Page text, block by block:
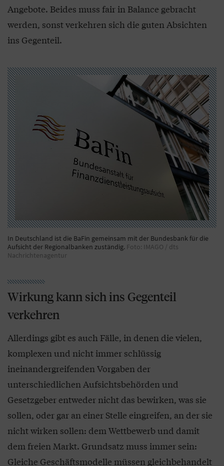
Angebote. Beides muss fair in Balance gebracht
werden, sonst verkehren sich die guten Absichten
ins Gegenteil.
In Deutschland ist die BaFin gemeinsam mit der Bundesbank für die
Aufsicht der Regionalbanken zuständig. Foto: IMAGO / dts
Nachrichtenagentur
Wirkung kann sich ins Gegenteil
verkehren
Allerdings gibt es auch Fälle, in denen die vielen,
komplexen und nicht immer schlüssig
ineinandergreifenden Vorgaben der
unterschiedlichen Aufsichtsbehörden und
Gesetzgeber entweder nicht das bewirken, was sie
sollen, oder gar an einer Stelle eingreifen, an der sie
nicht wirken sollen: dem Wettbewerb und damit
dem freien Markt. Grundsatz muss immer sein:
Gleiche Geschäftsmodelle müssen gleichbehandelt